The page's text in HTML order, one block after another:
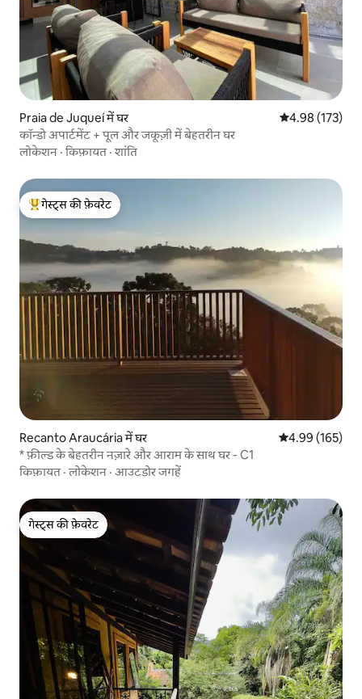
Praia de Juqueí में घर औसत रेटिंग 5 में से
4.98 (173)
कॉन्डो अपार्टमेंट + पूल और जकूज़ी में बेहतरीन घर
लोकेशन ·किफ़ायत ·शांति
गेस्ट्स का टॉप फ़ेवरेट
गेस्ट्स की फ़ेवरेट
Recanto Araucária में घर औसत रेटिंग 5 में से
4.99 (165)
* फ़ील्ड के बेहतरीन नज़ारे और आराम के साथ घर - C1
किफ़ायत ·लोकेशन · आउटडोर जगहें
गेस्ट्स की फ़ेवरेट
गेस्ट्स की फ़ेवरेट